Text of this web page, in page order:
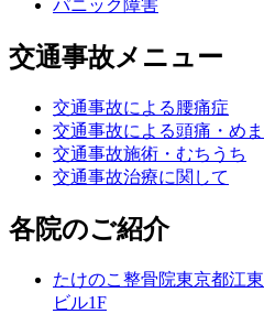
パニック障害
交通事故メニュー
交通事故による腰痛症
交通事故による頭痛・め
交通事故施術・むちうち
交通事故治療に関して
各院のご紹介
たけのこ整骨院東京都江
ビル1F